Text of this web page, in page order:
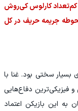
کم‌تعداد کارلوس کی‌روش
۴ لمس توپ در محوطه جریمه حریف در کل
بسیار سختی بود. غنا با
و فیزیکی‌ترین دفاع‌هایی
به این بازیکن اعتماد